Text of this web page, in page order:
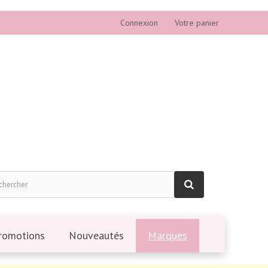
Connexion Votre panier
Nouveautés Marques